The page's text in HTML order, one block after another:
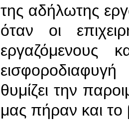
της αδήλωτης
όταν οι
εργαζόμενους
θυμίζει την
μας πήραν και το